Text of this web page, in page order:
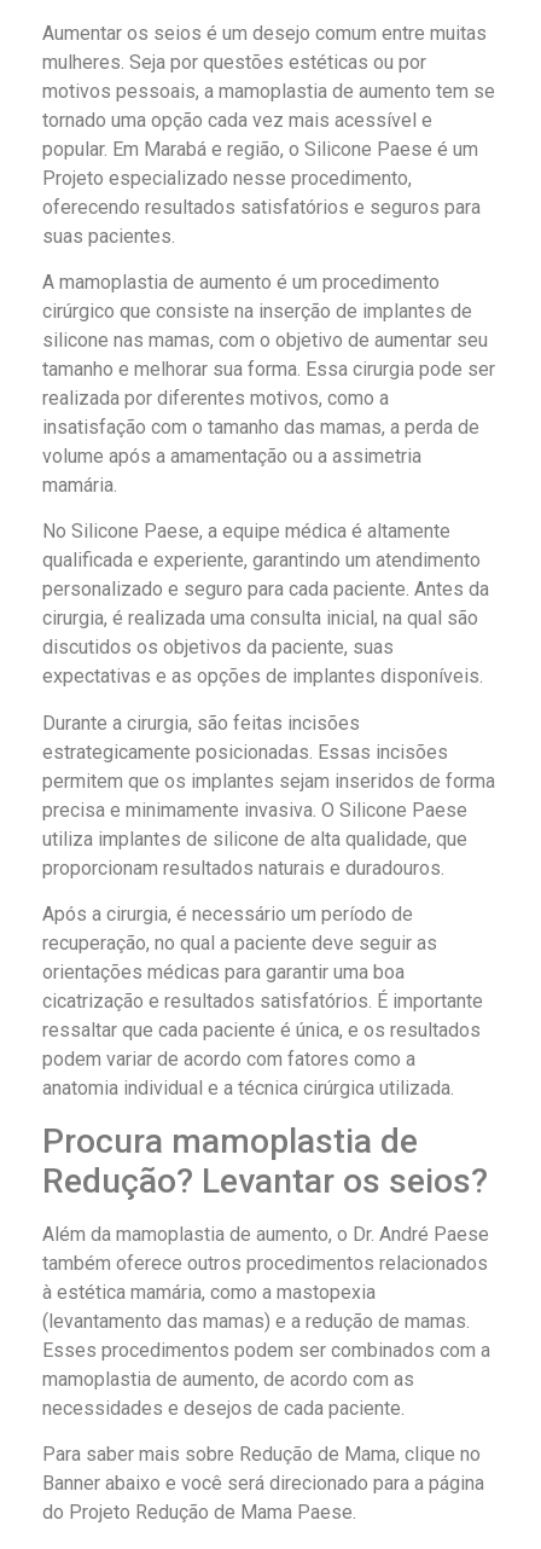
Aumentar os seios é um desejo comum entre muitas
mulheres. Seja por questões estéticas ou por
motivos pessoais, a mamoplastia de aumento tem se
tornado uma opção cada vez mais acessível e
popular. Em Marabá e região, o Silicone Paese é um
Projeto especializado nesse procedimento,
oferecendo resultados satisfatórios e seguros para
suas pacientes.
A mamoplastia de aumento é um procedimento
cirúrgico que consiste na inserção de implantes de
silicone nas mamas, com o objetivo de aumentar seu
tamanho e melhorar sua forma. Essa cirurgia pode ser
realizada por diferentes motivos, como a
insatisfação com o tamanho das mamas, a perda de
volume após a amamentação ou a assimetria
mamária.
No Silicone Paese, a equipe médica é altamente
qualificada e experiente, garantindo um atendimento
personalizado e seguro para cada paciente. Antes da
cirurgia, é realizada uma consulta inicial, na qual são
discutidos os objetivos da paciente, suas
expectativas e as opções de implantes disponíveis.
Durante a cirurgia, são feitas incisões
estrategicamente posicionadas. Essas incisões
permitem que os implantes sejam inseridos de forma
precisa e minimamente invasiva. O Silicone Paese
utiliza implantes de silicone de alta qualidade, que
proporcionam resultados naturais e duradouros.
Após a cirurgia, é necessário um período de
recuperação, no qual a paciente deve seguir as
orientações médicas para garantir uma boa
cicatrização e resultados satisfatórios. É importante
ressaltar que cada paciente é única, e os resultados
podem variar de acordo com fatores como a
anatomia individual e a técnica cirúrgica utilizada.
Procura mamoplastia de
Redução? Levantar os seios?
Além da mamoplastia de aumento, o Dr. André Paese
também oferece outros procedimentos relacionados
à estética mamária, como a mastopexia
(levantamento das mamas) e a redução de mamas.
Esses procedimentos podem ser combinados com a
mamoplastia de aumento, de acordo com as
necessidades e desejos de cada paciente.
Para saber mais sobre Redução de Mama, clique no
Banner abaixo e você será direcionado para a página
do Projeto Redução de Mama Paese.